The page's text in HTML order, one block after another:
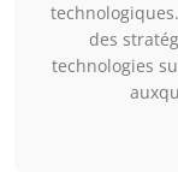
des
technologies